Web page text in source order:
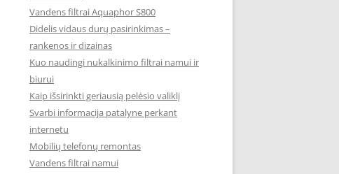
Vandens filtrai Aquaphor S800
Didelis vidaus durų pasirinkimas –
rankenos ir dizainas
Kuo naudingi nukalkinimo filtrai namui ir
biurui
Kaip išsirinkti geriausią pelėsio valiklį
Svarbi informacija patalyne perkant
internetu
Mobilių telefonų remontas
Vandens filtrai namui